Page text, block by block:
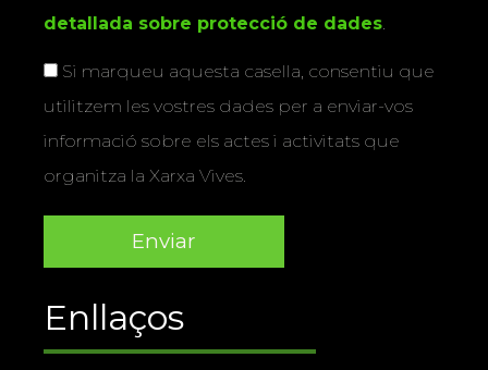
detallada sobre protecció de dades.
Si marqueu aquesta casella, consentiu que
utilitzem les vostres dades per a enviar-vos
informació sobre els actes i activitats que
organitza la Xarxa Vives.
Enllaços